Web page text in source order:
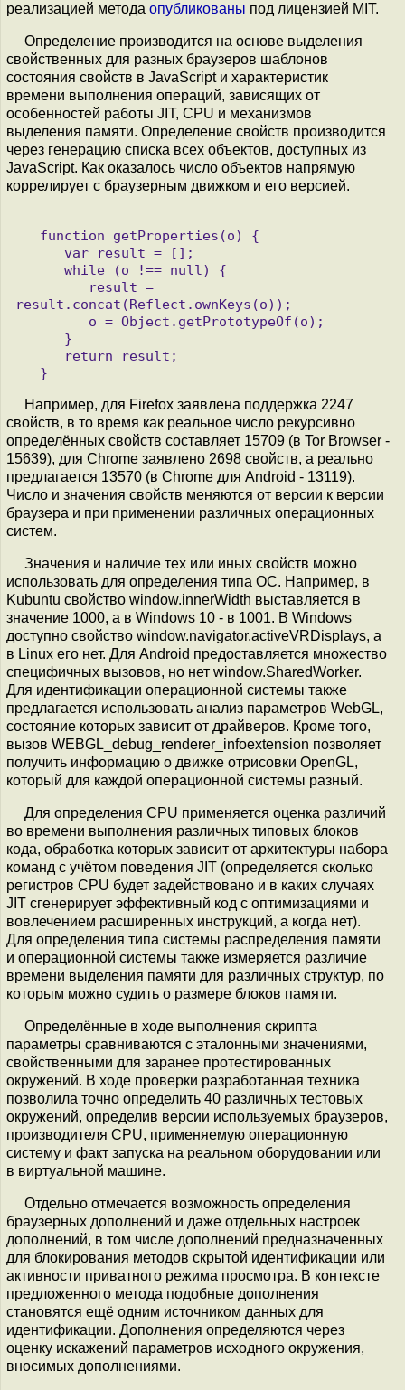
реализацией метода опубликованы под лицензией MIT.
Определение производится на основе выделения
свойственных для разных браузеров шаблонов
состояния свойств в JavaScript и характеристик
времени выполнения операций, зависящих от
особенностей работы JIT, CPU и механизмов
выделения памяти. Определение свойств производится
через генерацию списка всех объектов, доступных из
JavaScript. Как оказалось число объектов напрямую
коррелирует с браузерным движком и его версией.
result.concat(Reflect.ownKeys(o));
Например, для Firefox заявлена поддержка 2247
свойств, в то время как реальное число рекурсивно
определённых свойств составляет 15709 (в Tor Browser -
15639), для Chrome заявлено 2698 свойств, а реально
предлагается 13570 (в Chrome для Android - 13119).
Число и значения свойств меняются от версии к версии
браузера и при применении различных операционных
систем.
Значения и наличие тех или иных свойств можно
использовать для определения типа ОС. Например, в
Kubuntu свойство window.innerWidth выставляется в
значение 1000, а в Windows 10 - в 1001. В Windows
доступно свойство window.navigator.activeVRDisplays, а
в Linux его нет. Для Android предоставляется множество
специфичных вызовов, но нет window.SharedWorker.
Для идентификации операционной системы также
предлагается использовать анализ параметров WebGL,
состояние которых зависит от драйверов. Кроме того,
вызов WEBGL_debug_renderer_infoextension позволяет
получить информацию о движке отрисовки OpenGL,
который для каждой операционной системы разный.
Для определения CPU применяется оценка различий
во времени выполнения различных типовых блоков
кода, обработка которых зависит от архитектуры набора
команд с учётом поведения JIT (определяется сколько
регистров CPU будет задействовано и в каких случаях
JIT сгенерирует эффективный код с оптимизациями и
вовлечением расширенных инструкций, а когда нет).
Для определения типа системы распределения памяти
и операционной системы также измеряется различие
времени выделения памяти для различных структур, по
которым можно судить о размере блоков памяти.
Определённые в ходе выполнения скрипта
параметры сравниваются с эталонными значениями,
свойственными для заранее протестированных
окружений. В ходе проверки разработанная техника
позволила точно определить 40 различных тестовых
окружений, определив версии используемых браузеров,
производителя CPU, применяемую операционную
систему и факт запуска на реальном оборудовании или
в виртуальной машине.
Отдельно отмечается возможность определения
браузерных дополнений и даже отдельных настроек
дополнений, в том числе дополнений предназначенных
для блокирования методов скрытой идентификации или
активности приватного режима просмотра. В контексте
предложенного метода подобные дополнения
становятся ещё одним источником данных для
идентификации. Дополнения определяются через
оценку искажений параметров исходного окружения,
вносимых дополнениями.